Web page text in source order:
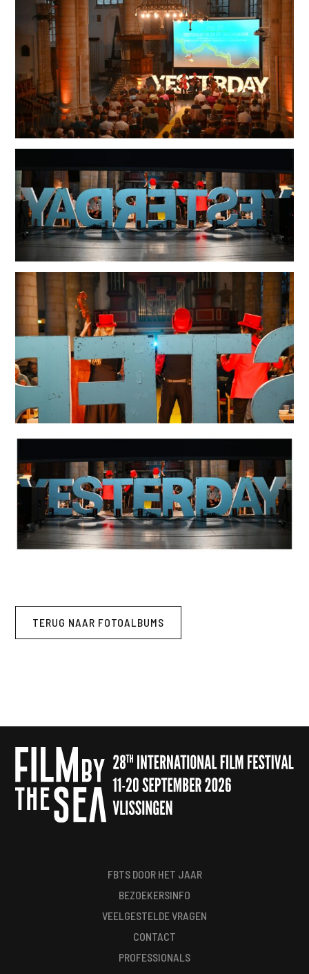
TERUG NAAR FOTOALBUMS
FBTS DOOR HET JAAR
BEZOEKERSINFO
VEELGESTELDE VRAGEN
CONTACT
PROFESSIONALS